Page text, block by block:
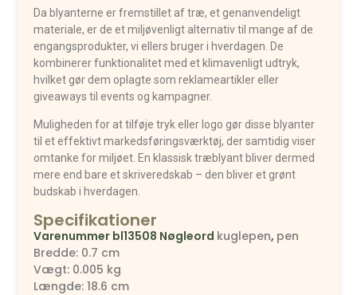
Da blyanterne er fremstillet af træ, et genanvendeligt
materiale, er de et miljøvenligt alternativ til mange af de
engangsprodukter, vi ellers bruger i hverdagen. De
kombinerer funktionalitet med et klimavenligt udtryk,
hvilket gør dem oplagte som reklameartikler eller
giveaways til events og kampagner.
Muligheden for at tilføje tryk eller logo gør disse blyanter
til et effektivt markedsføringsværktøj, der samtidig viser
omtanke for miljøet. En klassisk træblyant bliver dermed
mere end bare et skriveredskab – den bliver et grønt
budskab i hverdagen.
Specifikationer
Varenummer bl13508 Nøgleord kuglepen, pen
Bredde: 0.7 cm
Vægt: 0.005 kg
Længde: 18.6 cm